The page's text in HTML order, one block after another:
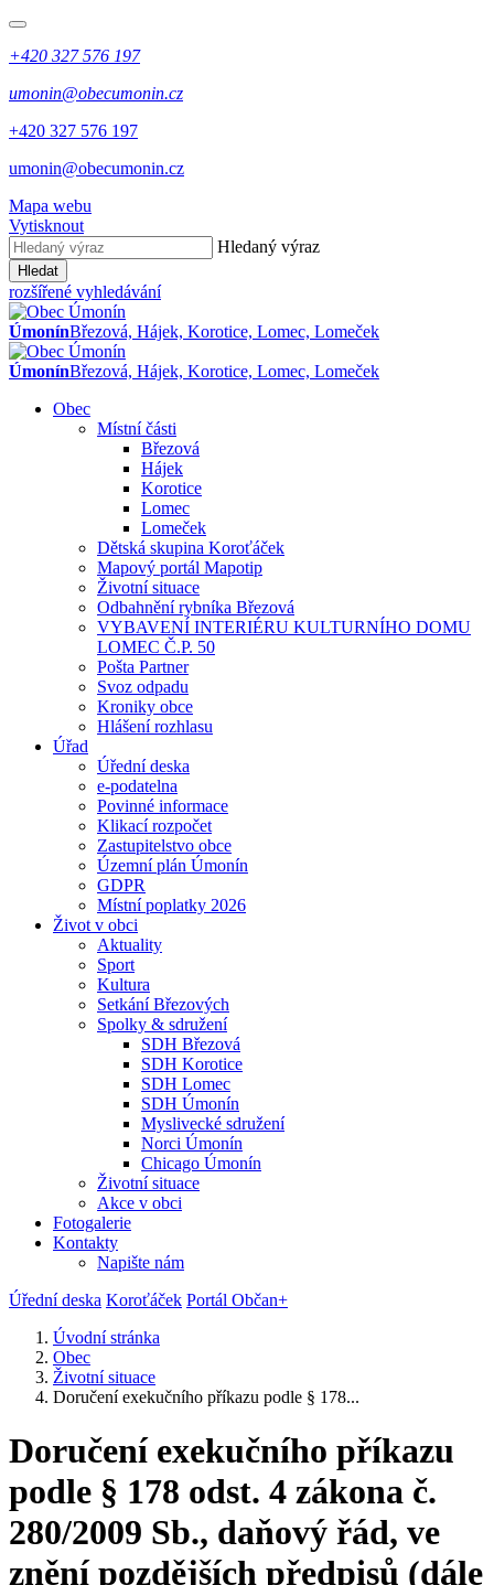
+420 327 576 197
umonin@obecumonin.cz
+420 327 576 197
umonin@obecumonin.cz
Mapa webu
Vytisknout
Hledaný výraz
Hledat
rozšířené vyhledávání
ÚmonínBřezová, Hájek, Korotice, Lomec, Lomeček
ÚmonínBřezová, Hájek, Korotice, Lomec, Lomeček
Obec
Místní části
Březová
Hájek
Korotice
Lomec
Lomeček
Dětská skupina Koroťáček
Mapový portál Mapotip
Životní situace
Odbahnění rybníka Březová
VYBAVENÍ INTERIÉRU KULTURNÍHO DOMU
LOMEC Č.P. 50
Pošta Partner
Svoz odpadu
Kroniky obce
Hlášení rozhlasu
Úřad
Úřední deska
e-podatelna
Povinné informace
Klikací rozpočet
Zastupitelstvo obce
Územní plán Úmonín
GDPR
Místní poplatky 2026
Život v obci
Aktuality
Sport
Kultura
Setkání Březových
Spolky & sdružení
SDH Březová
SDH Korotice
SDH Lomec
SDH Úmonín
Myslivecké sdružení
Norci Úmonín
Chicago Úmonín
Životní situace
Akce v obci
Fotogalerie
Kontakty
Napište nám
Úřední deska Koroťáček Portál Občan+
Úvodní stránka
Obec
Životní situace
Doručení exekučního příkazu podle § 178...
Doručení exekučního příkazu
podle § 178 odst. 4 zákona č.
280/2009 Sb., daňový řád, ve
znění pozdějších předpisů (dále